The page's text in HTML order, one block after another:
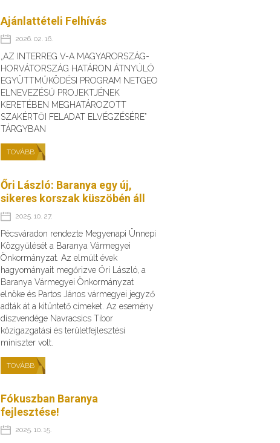
Ajánlattételi Felhívás
2026. 02. 16.
„AZ INTERREG V-A MAGYARORSZÁG-
HORVÁTORSZÁG HATÁRON ÁTNYÚLÓ
EGYÜTTMŰKÖDÉSI PROGRAM NETGEO
ELNEVEZÉSŰ PROJEKTJÉNEK
KERETÉBEN MEGHATÁROZOTT
SZAKÉRTŐI FELADAT ELVÉGZÉSÉRE”
TÁRGYBAN
TOVÁBB
Őri László: Baranya egy új,
sikeres korszak küszöbén áll
2025. 10. 27.
Pécsváradon rendezte Megyenapi Ünnepi
Közgyűlését a Baranya Vármegyei
Önkormányzat. Az elmúlt évek
hagyományait megőrizve Őri László, a
Baranya Vármegyei Önkormányzat
elnöke és Partos János vármegyei jegyző
adták át a kitüntető címeket. Az esemény
díszvendége Navracsics Tibor
közigazgatási és területfejlesztési
miniszter volt.
TOVÁBB
Fókuszban Baranya
fejlesztése!
2025. 10. 15.